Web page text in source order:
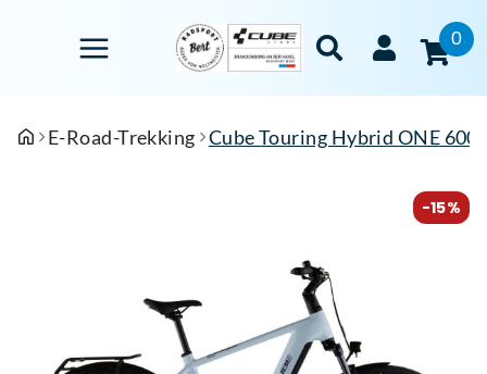
0
E-Road-Trekking Cube Touring Hybrid ONE
-15%